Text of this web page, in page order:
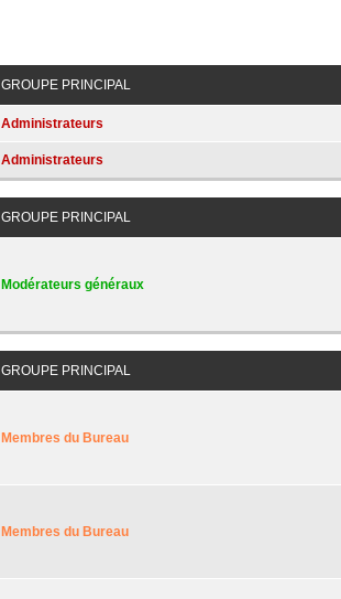
GROUPE PRINCIPAL
Administrateurs
Administrateurs
GROUPE PRINCIPAL
Modérateurs généraux
GROUPE PRINCIPAL
Membres du Bureau
Membres du Bureau